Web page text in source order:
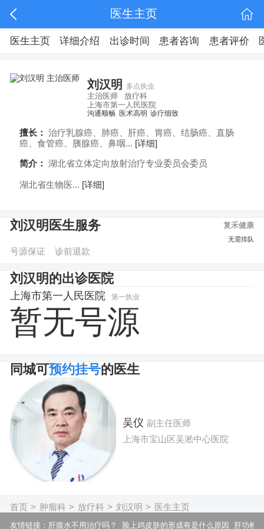
医生主页
医生主页 详细介绍 出诊时间 患者咨询 患者评价
刘汉明 多点执业
主治医师
放疗科
上海市第一人民医院
沟通顺畅 医术高明 诊疗细致
擅长： 治疗乳腺癌、肺癌、肝癌、胃癌、结肠癌、直肠
癌、食管癌、胰腺癌、鼻咽... [详细]
简介： 湖北省立体定向放射治疗专业委员会委员
湖北省生物医... [详细]
刘汉明医生服务 复禾健康
预约挂号无需排队
号源保证 诊前退款
刘汉明的出诊医院
上海市第一人民医院 第一执业
暂无号源
同城可预约挂号的医生
吴仪 副主任医师
上海市宝山区吴淞中心医院
立即提问 预约挂号
首页 > 肿瘤科 > 放疗科 > 刘汉明 > 医生主页
友情链接： 肝腹水不用治疗吗？ 脸上鸡皮肤的形成有是什么原因 肝功检